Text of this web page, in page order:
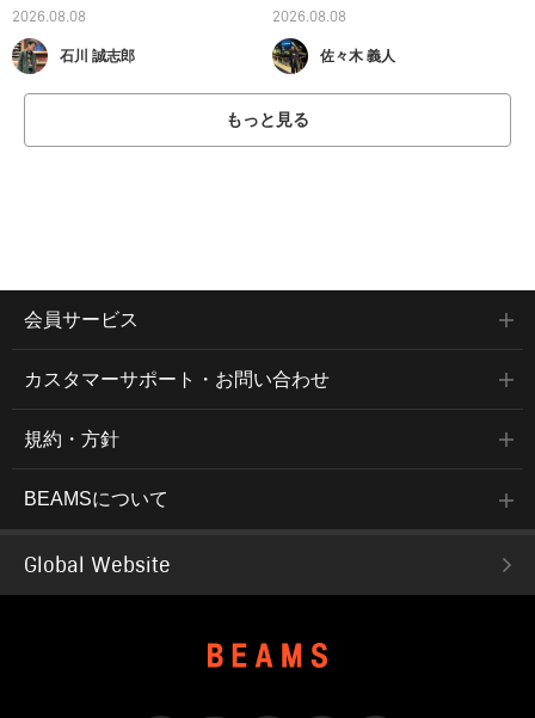
2026.08.08
石川 誠志郎
2026.08.08
佐々木 義人
もっと見る
会員サービス
カスタマーサポート・お問い合わせ
規約・方針
BEAMSについて
Global Website